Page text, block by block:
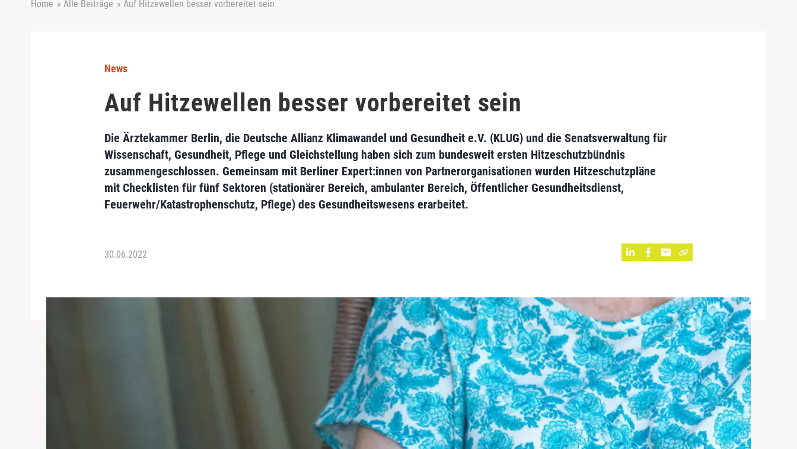
Home » Alle Beiträge » Auf Hitzewellen besser vorbereitet sein
News
Auf Hitzewellen besser vorbereitet sein
Die Ärztekammer Berlin, die Deutsche Allianz Klimawandel und Gesundheit e.V. (KLUG) und die Senatsverwaltung für
Wissenschaft, Gesundheit, Pflege und Gleichstellung haben sich zum bundesweit ersten Hitzeschutzbündnis
zusammengeschlossen. Gemeinsam mit Berliner Expert:innen von Partnerorganisationen wurden Hitzeschutzpläne
mit Checklisten für fünf Sektoren (stationärer Bereich, ambulanter Bereich, Öffentlicher Gesundheitsdienst,
Feuerwehr/Katastrophenschutz, Pflege) des Gesundheitswesens erarbeitet.
30.06.2022